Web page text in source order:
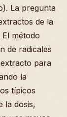
La pregunta
de la
método
de radicales
para
la
típicos
la dosis,